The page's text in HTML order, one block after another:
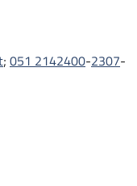
; 051 2142400-2307-